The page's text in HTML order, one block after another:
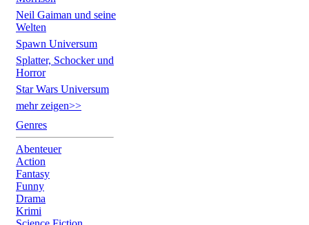
Neil Gaiman und seine
Welten
Spawn Universum
Splatter, Schocker und
Horror
Star Wars Universum
mehr zeigen>>
Genres
Abenteuer
Action
Fantasy
Funny
Drama
Krimi